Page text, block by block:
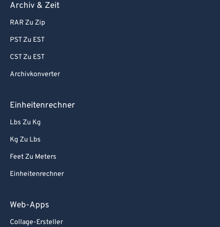
Archiv & Zeit
RAR Zu Zip
PST Zu EST
CST Zu EST
Archivkonverter
Einheitenrechner
Lbs Zu Kg
Kg Zu Lbs
Feet Zu Meters
Einheitenrechner
Web-Apps
Collage-Ersteller